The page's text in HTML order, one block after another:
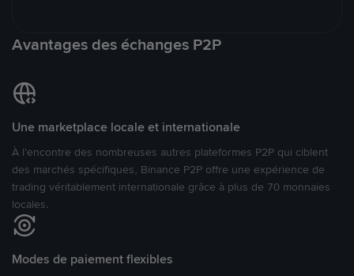
Avantages des échanges P2P
Une marketplace locale et internationale
À l’encontre des nombreuses autres plateformes P2P qui ciblent
des marchés spécifiques, Binance P2P offre une expérience de
trading véritablement internationale grâce à plus de 70 monnaies
locales.
Modes de paiement flexibles